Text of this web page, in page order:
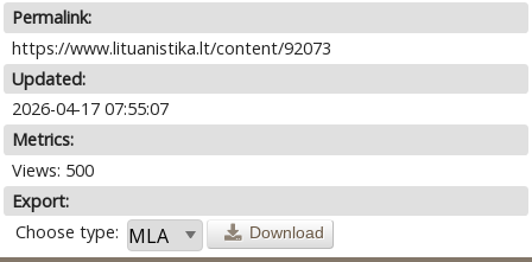
Permalink:
https://www.lituanistika.lt/content/92073
Updated:
2026-04-17 07:55:07
Metrics:
Views: 500
Export:
Choose type:
Download